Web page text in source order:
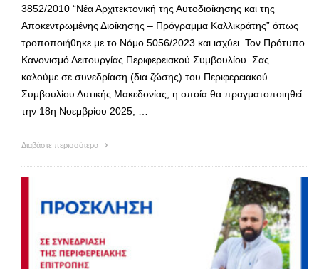
3852/2010 “Νέα Αρχιτεκτονική της Αυτοδιοίκησης και της
Αποκεντρωμένης Διοίκησης – Πρόγραμμα Καλλικράτης” όπως
τροποποιήθηκε με το Νόμο 5056/2023 και ισχύει. Τον Πρότυπο
Κανονισμό Λειτουργίας Περιφερειακού Συμβουλίου. Σας
καλούμε σε συνεδρίαση (δια ζώσης) του Περιφερειακού
Συμβουλίου Δυτικής Μακεδονίας, η οποία θα πραγματοποιηθεί
την 18η Νοεμβρίου 2025, …
Διαβάστε περισσότερα